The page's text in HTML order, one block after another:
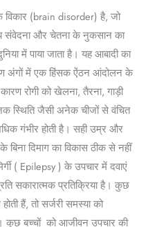
विकार (brain disorder) है, जो
संवेदना और चेतना के नुकसान का
में पाया जाता है। यह आबादी का
अंगों में एक हिंसक ऐंठन आंदोलन के
रोगी को खेलना, तैरना, गाड़ी
स्थिति जैसी अनेक चीजों से वंचित
गंभीर होती है। सही उम्र और
दिमाग का विकास ठीक से नहीं
( Epilepsy ) के उपचार में दवाएं
सकारात्मक प्रतिक्रिया है। कुछ
हैं, तो सर्जरी समस्या को
कुछ बच्चों को आजीवन उपचार की